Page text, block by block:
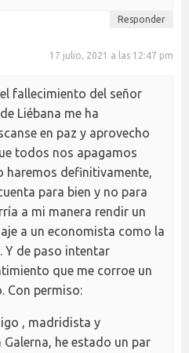
Responder
17 julio, 2021 a las 12:47 pm
fallecimiento del señor
Liébana me ha
en paz y aprovecho
todos nos apagamos
haremos definitivamente,
para bien y no para
a mi manera rendir un
a un economista como la
Y de paso intentar
que me corroe un
Con permiso:
, madridista y
he estado un par